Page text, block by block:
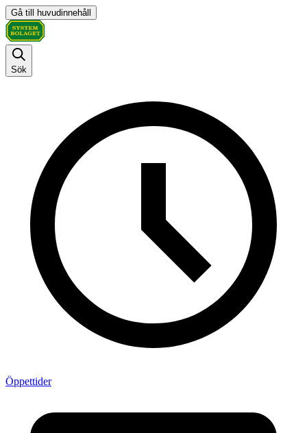
Gå till huvudinnehåll
Sök
Öppettider